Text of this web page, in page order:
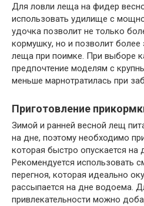
Для ловли леща на фидер
использовать удилище с
удочка позволит не только
кормушку, но и позволит
леща при поимке. При выборе
предпочтение моделям с
меньше марнотратилась при
Приготовление
Зимой и ранней весной лещ
на дне, поэтому необходимо
которая быстро опускается на
Рекомендуется использовать
перегноя, которая идеально
рассыпается на дне водоема.
привлекательности можно